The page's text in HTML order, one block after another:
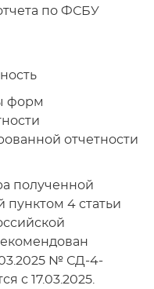
по ФСБУ
форм
отчетности
полученной
4 статьи
№ СД-4-
с 17.03.2025.